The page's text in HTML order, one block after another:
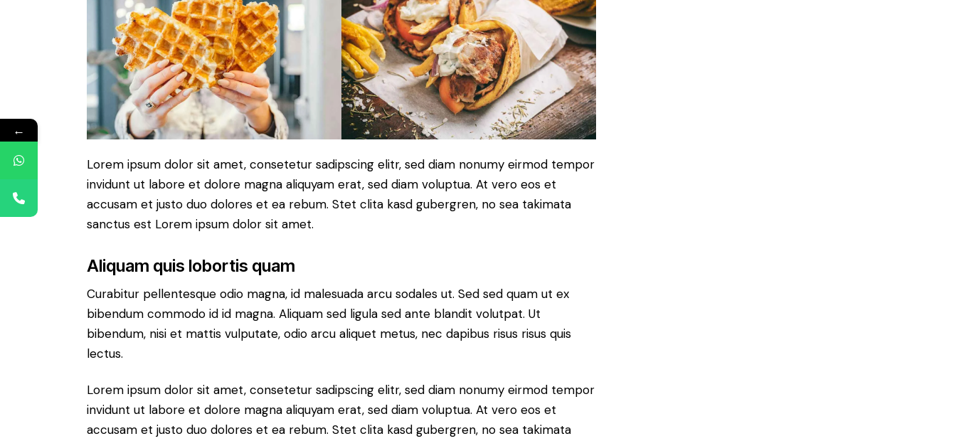
Lorem ipsum dolor sit amet, consetetur sadipscing elitr, sed diam nonumy eirmod tempor
invidunt ut labore et dolore magna aliquyam erat, sed diam voluptua. At vero eos et
accusam et justo duo dolores et ea rebum. Stet clita kasd gubergren, no sea takimata
sanctus est Lorem ipsum dolor sit amet.
Aliquam quis lobortis quam
Curabitur pellentesque odio magna, id malesuada arcu sodales ut. Sed sed quam ut ex
bibendum commodo id id magna. Aliquam sed ligula sed ante blandit volutpat. Ut
bibendum, nisi et mattis vulputate, odio arcu aliquet metus, nec dapibus risus risus quis
lectus.
Lorem ipsum dolor sit amet, consetetur sadipscing elitr, sed diam nonumy eirmod tempor
invidunt ut labore et dolore magna aliquyam erat, sed diam voluptua. At vero eos et
accusam et justo duo dolores et ea rebum. Stet clita kasd gubergren, no sea takimata
←